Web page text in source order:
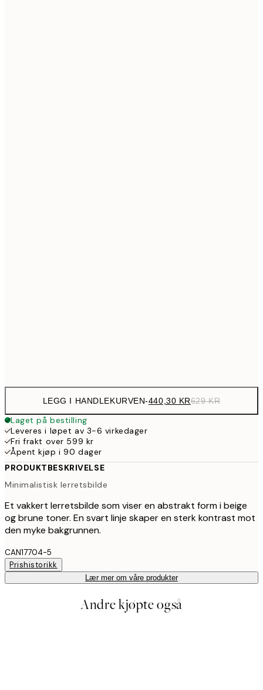
LEGG I HANDLEKURVEN-440,30 KR629 KR
Laget på bestilling
Leveres i løpet av 3-6 virkedager
Fri frakt over 599 kr
Åpent kjøp i 90 dager
PRODUKTBESKRIVELSE
Minimalistisk lerretsbilde
Et vakkert lerretsbilde som viser en abstrakt form i beige
og brune toner. En svart linje skaper en sterk kontrast mot
den myke bakgrunnen.
CAN17704-5
Prishistorikk
Lær mer om våre produkter
Andre kjøpte også